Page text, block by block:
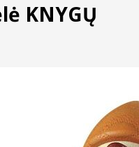
KNYGŲ